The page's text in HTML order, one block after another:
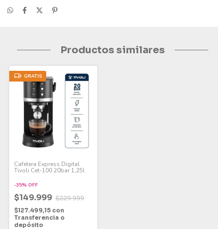
Productos similares
GRATIS
Cafetera Express Digital
Tivoli Cet-100 20bar 1,25l
-35% OFF
$149.999 $229.999
$127.499,15 con
Transferencia o
depósito